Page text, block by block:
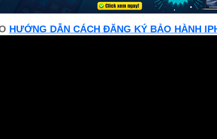
HƯỚNG DẪN CÁCH ĐĂNG KÝ BẢO HÀNH